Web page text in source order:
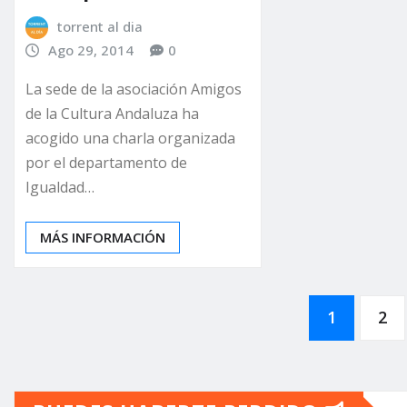
torrent al dia
Ago 29, 2014
0
La sede de la asociación Amigos
de la Cultura Andaluza ha
acogido una charla organizada
por el departamento de
Igualdad…
MÁS INFORMACIÓN
1 2